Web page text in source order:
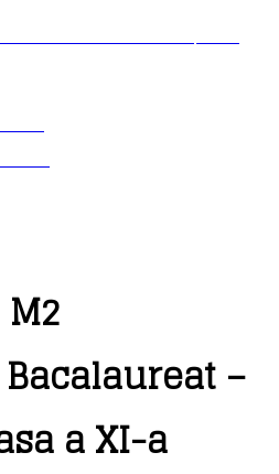
021 430 30 95 / 021
–
a XI-a